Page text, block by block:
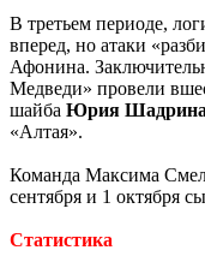
В третьем периоде,
вперед, но атаки
Афонина.
Медведи» провели
шайба Юрия Шадрина
«Алтая».
Команда Максима
сентября и 1 октября
Статистика